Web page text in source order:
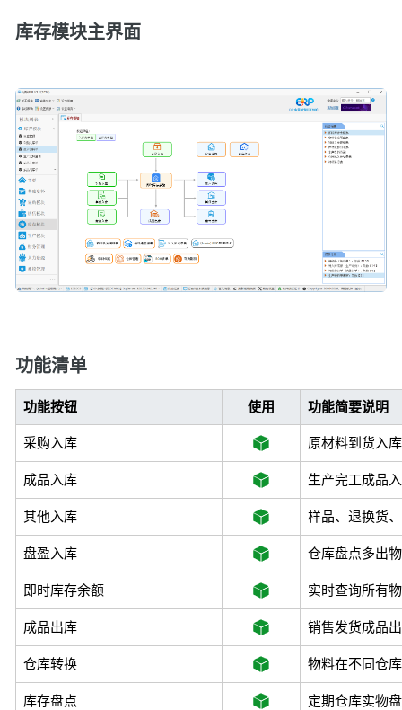
库存模块主界面
功能清单
功能按钮 使用 功能简要说明
采购入库 原材料到货入
成品入库 生产完工成品
其他入库 样品、退换货
盘盈入库 仓库盘点多出
即时库存余额 实时查询所有
成品出库 销售发货成品
仓库转换 物料在不同仓
库存盘点 定期仓库实物